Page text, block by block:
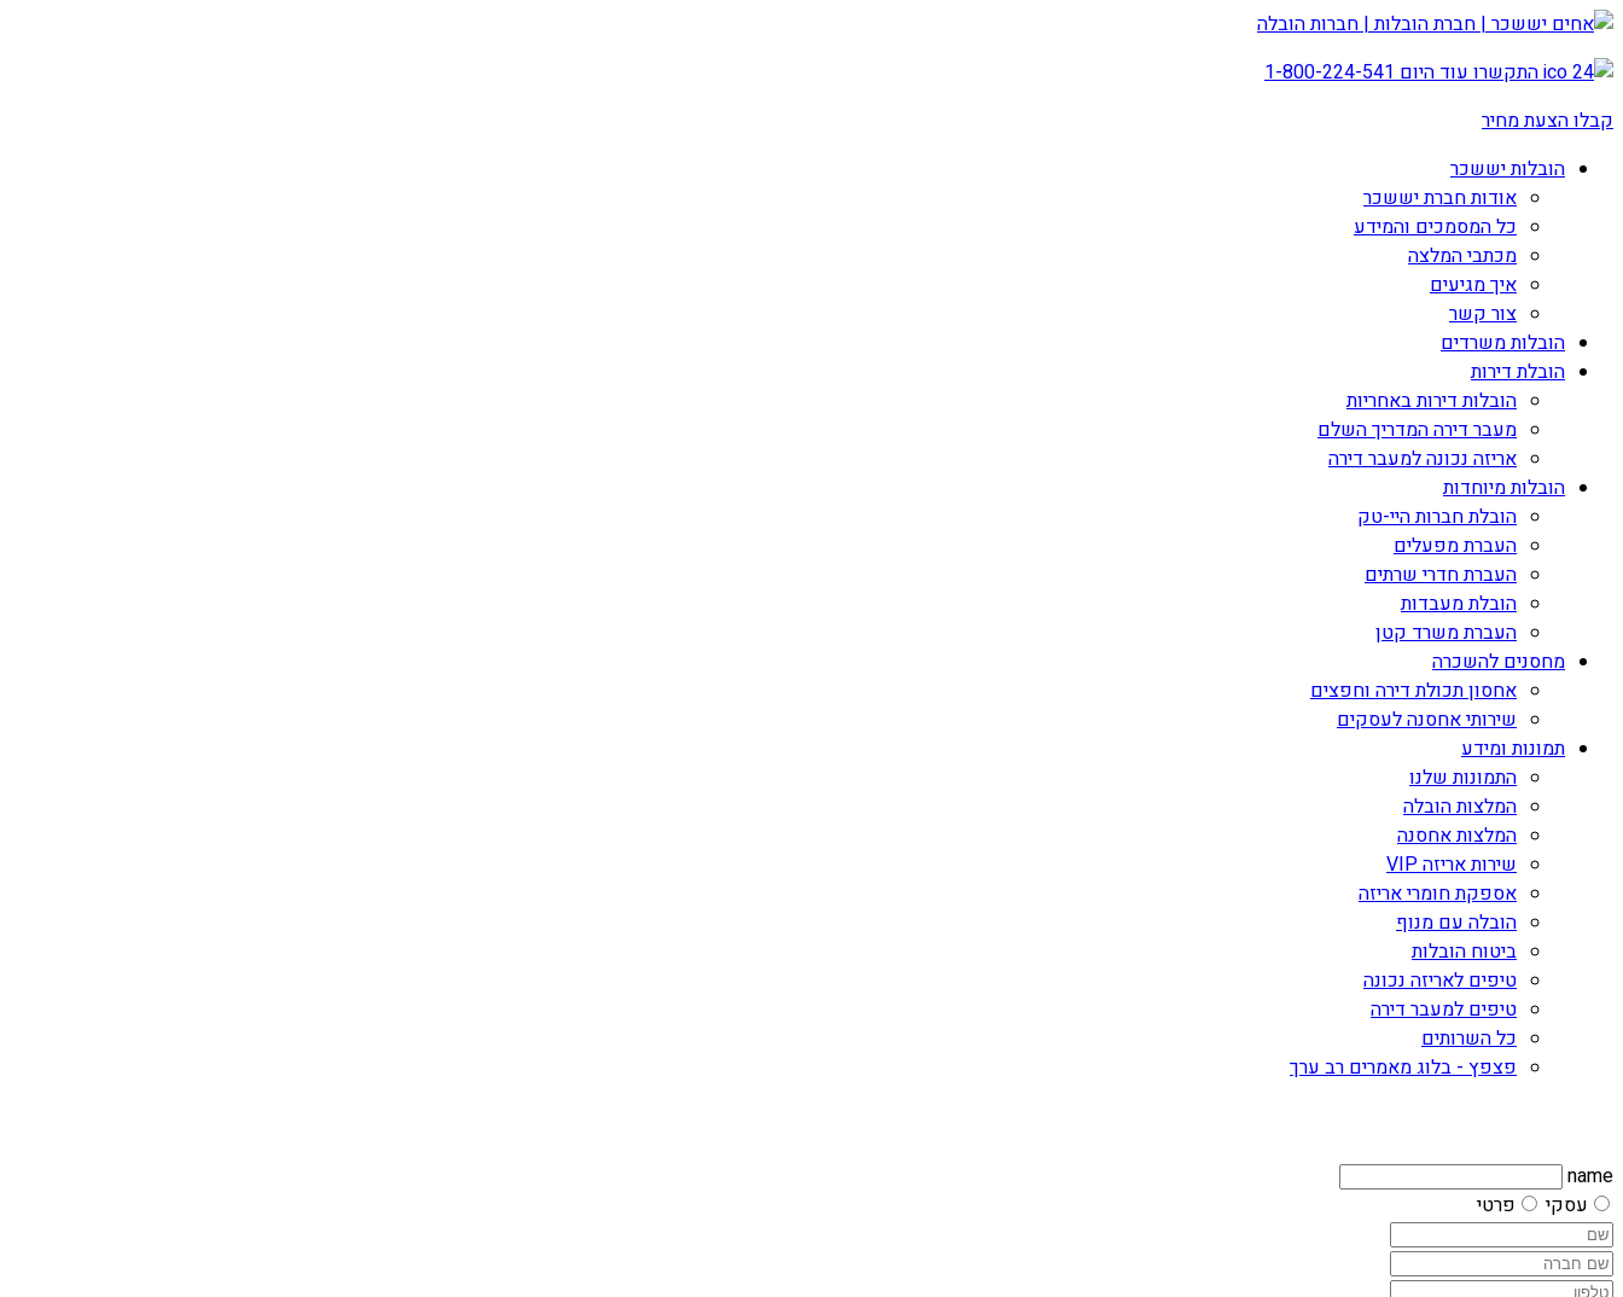
התקשרו עוד היום1-800-224-541
קבלו הצעת מחיר
הובלות יששכר
אודות חברת יששכר
כל המסמכים והמידע
מכתבי המלצה
איך מגיעים
צור קשר
הובלות משרדים
הובלת דירות
הובלות דירות באחריות
מעבר דירה המדריך השלם
אריזה נכונה למעבר דירה
הובלות מיוחדות
הובלת חברות היי-טק
העברת מפעלים
העברת חדרי שרתים
הובלת מעבדות
העברת משרד קטן
מחסנים להשכרה
אחסון תכולת דירה וחפצים
שירותי אחסנה לעסקים
תמונות ומידע
התמונות שלנו
המלצות הובלה
המלצות אחסנה
שירות אריזה VIP
אספקת חומרי אריזה
הובלה עם מנוף
ביטוח הובלות
טיפים לאריזה נכונה
טיפים למעבר דירה
כל השרותים
פצפץ - בלוג מאמרים רב ערך
name
עסקי
פרטי